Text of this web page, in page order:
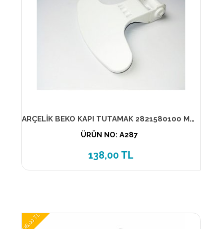
ARÇELİK BEKO KAPI TUTAMAK 2821580100 MUADİL ÜRÜN
ÜRÜN NO: A287
138,00 TL
138,00 TL